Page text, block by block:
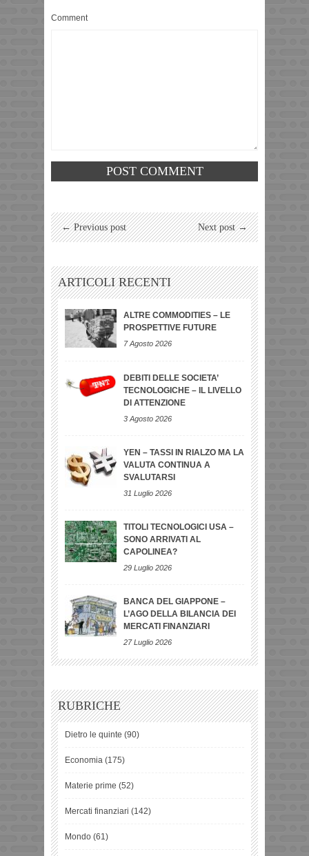
Comment
← Previous post Next post →
ARTICOLI RECENTI
ALTRE COMMODITIES – LE
PROSPETTIVE FUTURE
7 Agosto 2026
DEBITI DELLE SOCIETA’
TECNOLOGICHE – IL LIVELLO
DI ATTENZIONE
3 Agosto 2026
YEN – TASSI IN RIALZO MA LA
VALUTA CONTINUA A
SVALUTARSI
31 Luglio 2026
TITOLI TECNOLOGICI USA –
SONO ARRIVATI AL
CAPOLINEA?
29 Luglio 2026
BANCA DEL GIAPPONE –
L’AGO DELLA BILANCIA DEI
MERCATI FINANZIARI
27 Luglio 2026
RUBRICHE
Dietro le quinte (90)
Economia (175)
Materie prime (52)
Mercati finanziari (142)
Mondo (61)